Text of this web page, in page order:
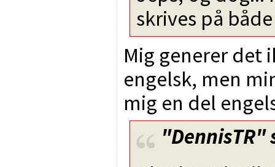
skrives på
Mig generer det
engelsk, men
mig en del
"DennisTR"